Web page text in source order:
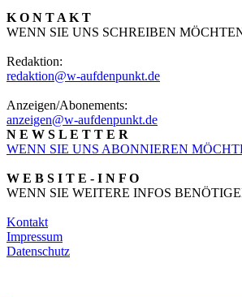
K O N T A K T
WENN SIE UNS SCHREIBEN
Redaktion:
redaktion@w-aufdenpunkt.de
Anzeigen/Abonements:
anzeigen@w-aufdenpunkt.de
N E W S L E T T E R
WENN SIE UNS ABONNIEREN
W E B S I T E - I N F O
WENN SIE WEITERE INFOS
Kontakt
Impressum
Datenschutz